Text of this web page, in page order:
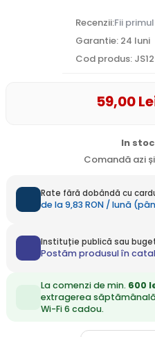
Recenzii:Fii
Garantie: 24 luni
Cod produs:
59,00
In stoc
Comandă azi și
Rate fără dobândă cu
de la 9,83 RON / lună
Instituție publică sau
Postăm produsul în
La comenzi de min. 600
extragerea
Wi-Fi 6 cadou.